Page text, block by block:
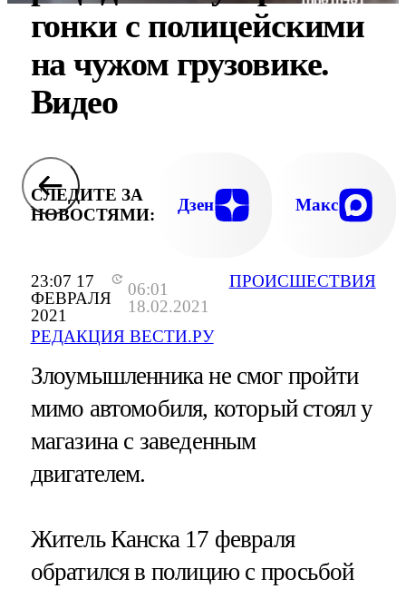
23:07 17
ФЕВРАЛЯ
2021
06:01
18.02.2021
РЕДАКЦИЯ ВЕСТИ.РУ
ПРОИСШЕСТВИЯ
гонки с полицейскими
на чужом грузовике.
Видео
СЛЕДИТЕ ЗА
НОВОСТЯМИ:
Дзен Макс
Злоумышленника не смог пройти
мимо автомобиля, который стоял у
магазина с заведенным
двигателем.
Житель Канска 17 февраля
обратился в полицию с просьбой